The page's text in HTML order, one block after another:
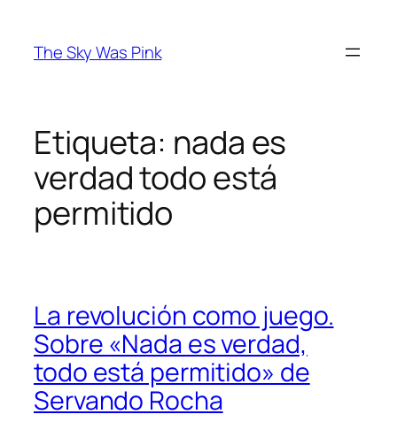
contenido
The Sky Was Pink
Etiqueta: nada es
verdad todo está
permitido
La revolución como juego.
Sobre «Nada es verdad,
todo está permitido» de
Servando Rocha